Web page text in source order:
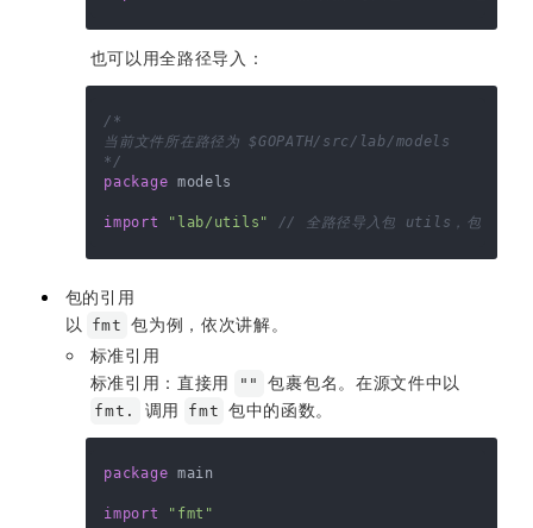
也可以用全路径导入：
/*
当前文件所在路径为 $GOPATH/src/lab/models
*/
package models
import "lab/utils" // 全路径导入包 utils，包
包的引用
以
fmt 包为例，依次讲解。
标准引用
标准引用：直接用
"" 包裹包名。在源文件中以
fmt. 调用 fmt 包中的函数。
package main
import "fmt"